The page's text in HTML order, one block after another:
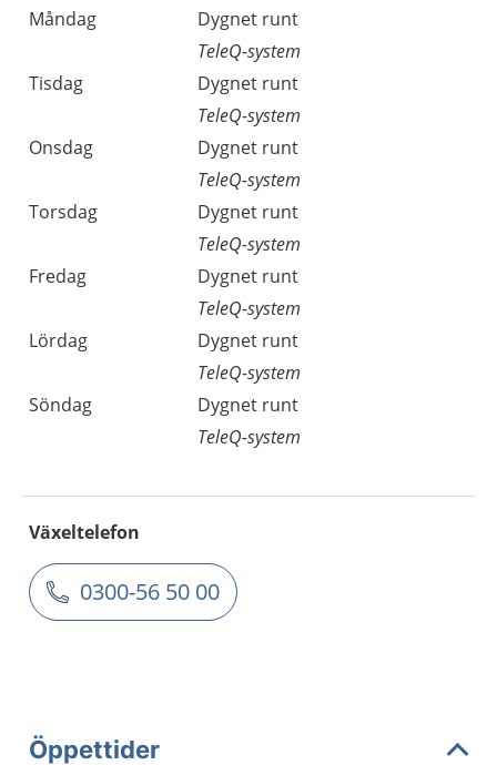
Måndag
Dygnet runt
TeleQ-system
Tisdag
Dygnet runt
TeleQ-system
Onsdag
Dygnet runt
TeleQ-system
Torsdag
Dygnet runt
TeleQ-system
Fredag
Dygnet runt
TeleQ-system
Lördag
Dygnet runt
TeleQ-system
Söndag
Dygnet runt
TeleQ-system
Växeltelefon
0300-56 50 00
Öppettider